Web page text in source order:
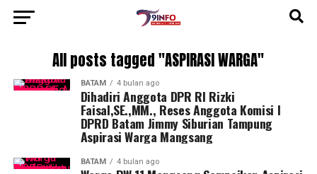
All posts tagged "ASPIRASI WARGA"
BATAM 4 bulan ago
Dihadiri Anggota DPR RI Rizki
Faisal,SE.,MM., Reses Anggota Komisi I
DPRD Batam Jimmy Siburian Tampung
Aspirasi Warga Mangsang
BATAM 4 bulan ago